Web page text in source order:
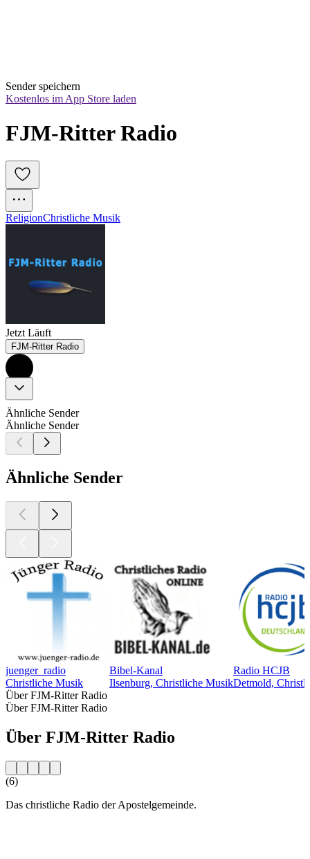
Sender speichern
Kostenlos im App Store laden
FJM-Ritter Radio
ReligionChristliche Musik
Jetzt Läuft
FJM-Ritter Radio
Ähnliche Sender
Ähnliche Sender
Ähnliche Sender
juenger_radio
Christliche Musik
Bibel-Kanal
Ilsenburg, Christliche Musik
Radio HCJB
Detmold,
Über FJM-Ritter Radio
Über FJM-Ritter Radio
Über FJM-Ritter Radio
(6)
Das christliche Radio der Apostelgemeinde.